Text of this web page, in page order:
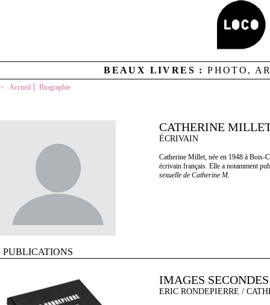
BEAUX LIVRES :PHOTO,
Accueil Biographie
CATHERINE
ÉCRIVAIN
Catherine Millet, née en 1948 à Bois-
écrivain français. Elle a notamment
sexuelle de Catherine M.
PUBLICATIONS
IMAGES SECONDES
ERIC RONDEPIERRE /